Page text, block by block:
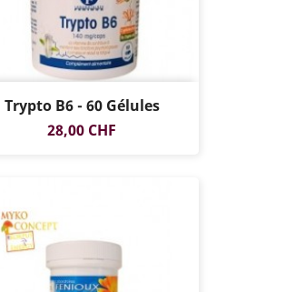
Trypto B6 - 60 Gélules
Prix
28,00 CHF